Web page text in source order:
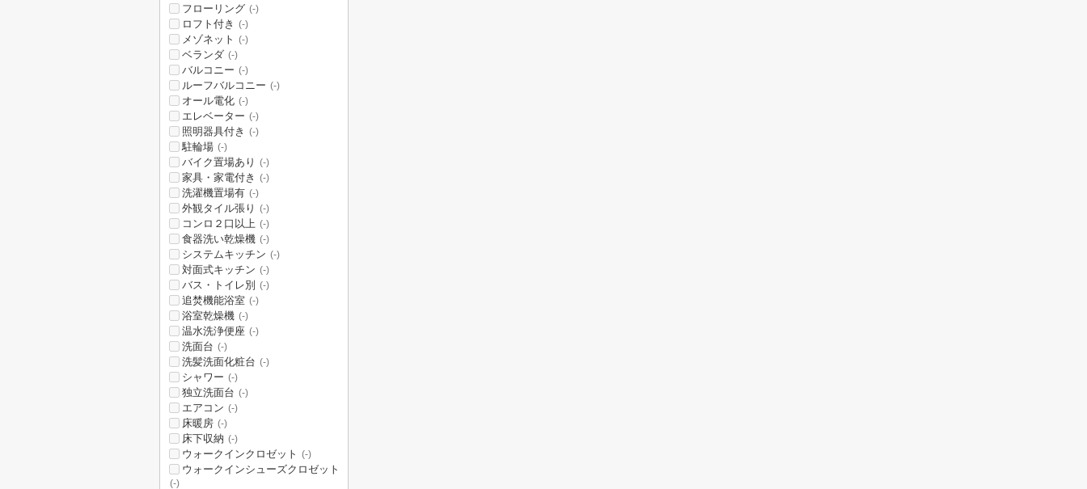
フローリング (-)
ロフト付き (-)
メゾネット (-)
ベランダ (-)
バルコニー (-)
ルーフバルコニー (-)
オール電化 (-)
エレベーター (-)
照明器具付き (-)
駐輪場 (-)
バイク置場あり (-)
家具・家電付き (-)
洗濯機置場有 (-)
外観タイル張り (-)
コンロ２口以上 (-)
食器洗い乾燥機 (-)
システムキッチン (-)
対面式キッチン (-)
バス・トイレ別 (-)
追焚機能浴室 (-)
浴室乾燥機 (-)
温水洗浄便座 (-)
洗面台 (-)
洗髪洗面化粧台 (-)
シャワー (-)
独立洗面台 (-)
エアコン (-)
床暖房 (-)
床下収納 (-)
ウォークインクロゼット (-)
ウォークインシューズクロゼット
(-)